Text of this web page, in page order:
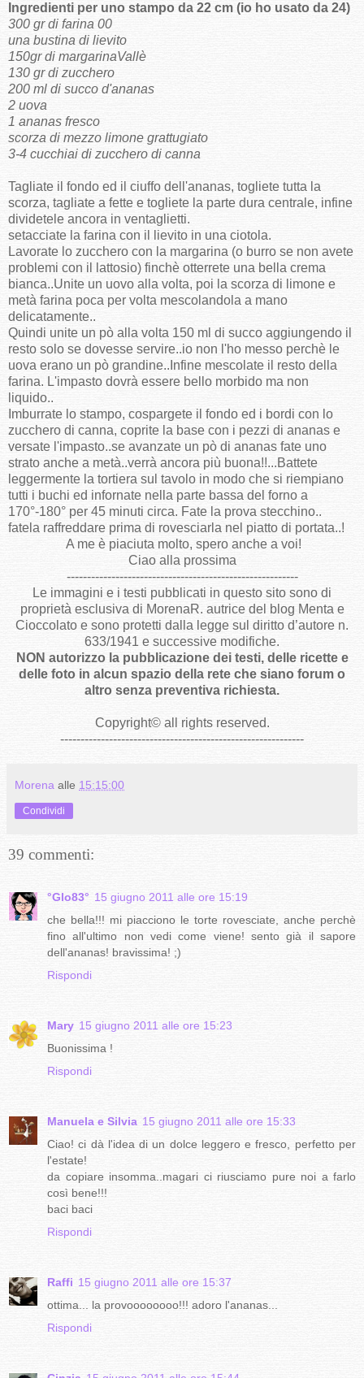
Ingredienti per uno stampo da 22 cm (io ho usato da 24)
300 gr di farina 00
una bustina di lievito
150gr di margarinaVallè
130 gr di zucchero
200 ml di succo d'ananas
2 uova
1 ananas fresco
scorza di mezzo limone grattugiato
3-4 cucchiai di zucchero di canna
Tagliate il fondo ed il ciuffo dell'ananas, togliete tutta la
scorza, tagliate a fette e togliete la parte dura centrale, infine
dividetele ancora in ventaglietti.
setacciate la farina con il lievito in una ciotola.
Lavorate lo zucchero con la margarina (o burro se non avete
problemi con il lattosio) finchè otterrete una bella crema
bianca..Unite un uovo alla volta, poi la scorza di limone e
metà farina poca per volta mescolandola a mano
delicatamente..
Quindi unite un pò alla volta 150 ml di succo aggiungendo il
resto solo se dovesse servire..io non l'ho messo perchè le
uova erano un pò grandine..Infine mescolate il resto della
farina. L'impasto dovrà essere bello morbido ma non
liquido..
Imburrate lo stampo, cospargete il fondo ed i bordi con lo
zucchero di canna, coprite la base con i pezzi di ananas e
versate l'impasto..se avanzate un pò di ananas fate uno
strato anche a metà..verrà ancora più buona!!...Battete
leggermente la tortiera sul tavolo in modo che si riempiano
tutti i buchi ed infornate nella parte bassa del forno a
170°-180° per 45 minuti circa. Fate la prova stecchino..
fatela raffreddare prima di rovesciarla nel piatto di portata..!
A me è piaciuta molto, spero anche a voi!
Ciao alla prossima
---------------------------------------------------------
Le immagini e i testi pubblicati in questo sito sono di
proprietà esclusiva di MorenaR. autrice del blog Menta e
Cioccolato e sono protetti dalla legge sul diritto d’autore n.
633/1941 e successive modifiche.
NON autorizzo la pubblicazione dei testi, delle ricette e
delle foto in alcun spazio della rete che siano forum o
altro senza preventiva richiesta.
Copyright© all rights reserved.
------------------------------------------------------------
Morena alle 15:15:00
Condividi
39 commenti:
°Glo83° 15 giugno 2011 alle ore 15:19
che bella!!! mi piacciono le torte rovesciate, anche perchè
fino all'ultimo non vedi come viene! sento già il sapore
dell'ananas! bravissima! ;)
Rispondi
Mary 15 giugno 2011 alle ore 15:23
Buonissima !
Rispondi
Manuela e Silvia 15 giugno 2011 alle ore 15:33
Ciao! ci dà l'idea di un dolce leggero e fresco, perfetto per
l'estate!
da copiare insomma..magari ci riusciamo pure noi a farlo
così bene!!!
baci baci
Rispondi
Raffi 15 giugno 2011 alle ore 15:37
ottima... la provoooooooo!!! adoro l'ananas...
Rispondi